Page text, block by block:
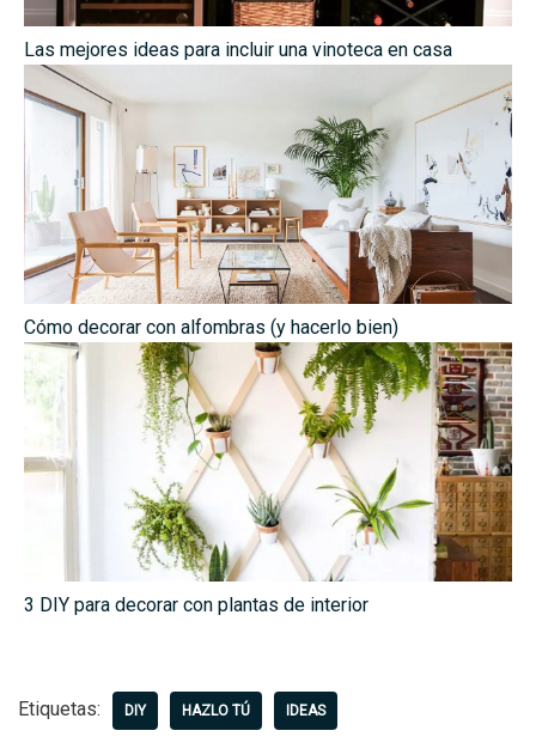
Las mejores ideas para incluir una vinoteca en casa
Cómo decorar con alfombras (y hacerlo bien)
3 DIY para decorar con plantas de interior
Etiquetas: DIY HAZLO TÚ IDEAS